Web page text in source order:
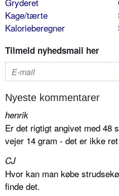
Kage/tærte
Kalorieberegner
Tilmeld nyhedsmail her
Nyeste kommentarer
henrik
Er det rigtigt angivet med 48
vejer 14 gram - det er ikke
CJ
Hvor kan man købe
finde det.